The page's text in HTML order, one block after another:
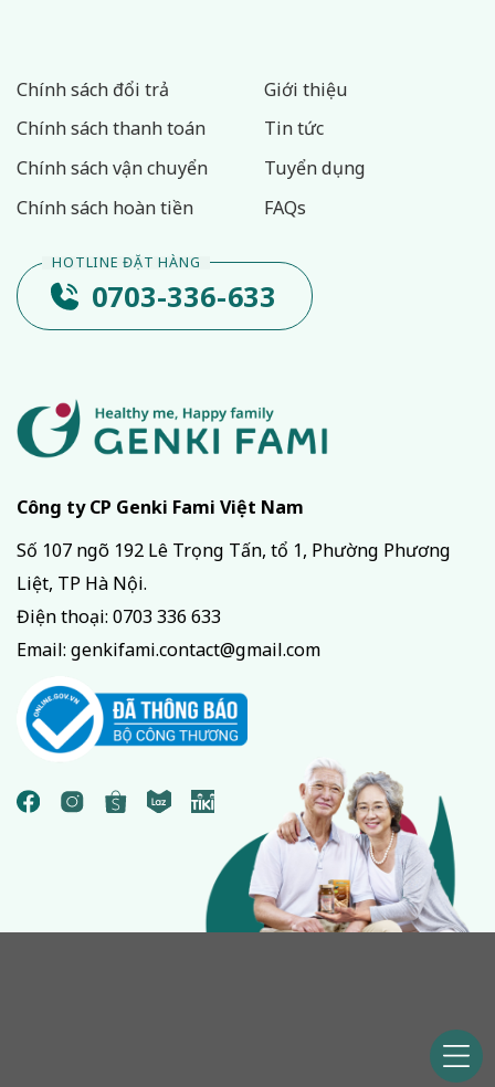
Chính sách đổi trả
Chính sách thanh toán
Chính sách vận chuyển
Chính sách hoàn tiền
Giới thiệu
Tin tức
Tuyển dụng
FAQs
0703-336-633
Công ty CP Genki Fami Việt Nam
Số 107 ngõ 192 Lê Trọng Tấn, tổ 1, Phường Phương
Liệt, TP Hà Nội.
Điện thoại: 0703 336 633
Email: genkifami.contact@gmail.com